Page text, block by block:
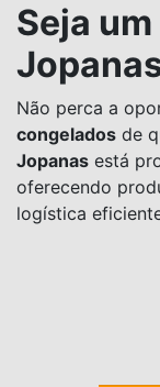
Seja
Não perca a
congelados de
Jopanas está
oferecendo
logística